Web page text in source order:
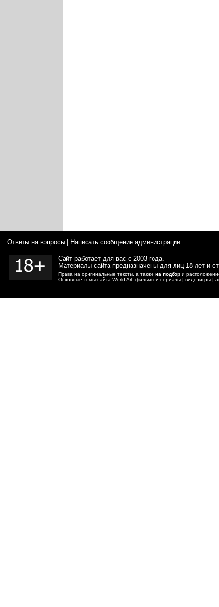
Ответы на вопросы Написать сообщение администрации
Сайт работает для вас с 2003 года.
Материалы сайта предназначены для лиц 18 лет и
Права на оригинальные тексты, а также на подбор и
Основные темы сайта World Art: фильмы и сериалы | видеоигры |